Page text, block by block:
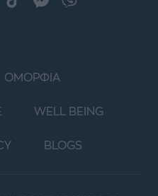
ΟΜΟΡΦΙΑ
WELL BEING
BLOGS